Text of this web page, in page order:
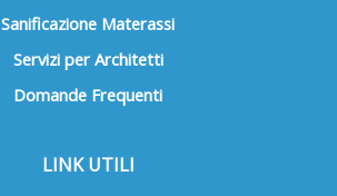
Sanificazione Materassi
Servizi per Architetti
Domande Frequenti
LINK UTILI